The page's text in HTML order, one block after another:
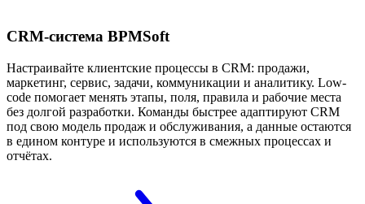
CRM-система BPMSoft
Настраивайте клиентские процессы в CRM: продажи,
маркетинг, сервис, задачи, коммуникации и аналитику. Low-
code помогает менять этапы, поля, правила и рабочие места
без долгой разработки. Команды быстрее адаптируют CRM
под свою модель продаж и обслуживания, а данные остаются
в едином контуре и используются в смежных процессах и
отчётах.